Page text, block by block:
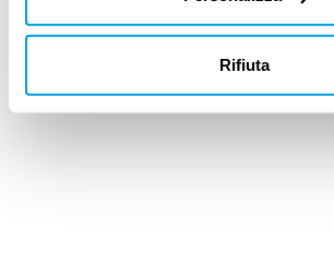
Rifiuta